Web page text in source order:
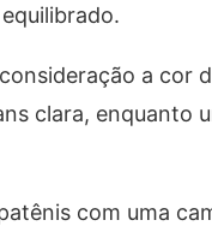
a cor
clara, enquanto
com uma